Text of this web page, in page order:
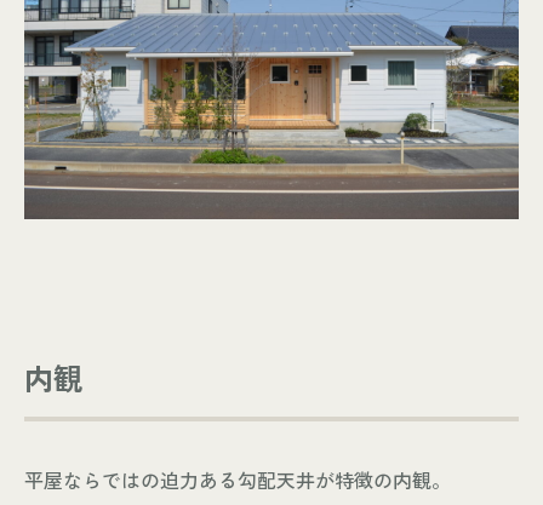
内観
平屋ならではの迫力ある勾配天井が特徴の内観。